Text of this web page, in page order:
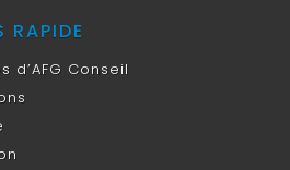
RAPIDE
d’AFG Conseil